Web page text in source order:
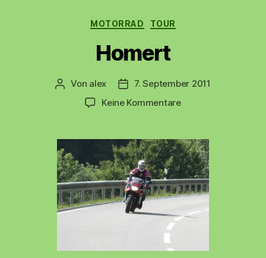
Kategorien
MOTORRAD TOUR
Homert
Beitragsautor
Von alex Beitragsdatum
7. September 2011
Keine Kommentarezu